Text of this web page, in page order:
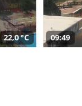
22,0 °C 09:49